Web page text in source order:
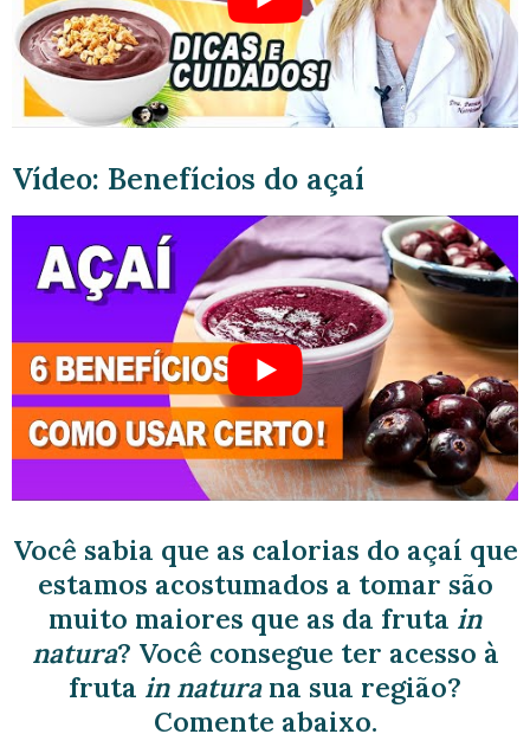
Vídeo: Benefícios do açaí
Você sabia que as calorias do açaí que
estamos acostumados a tomar são
muito maiores que as da fruta in
natura? Você consegue ter acesso à
fruta in naturana sua região?
Comente abaixo.